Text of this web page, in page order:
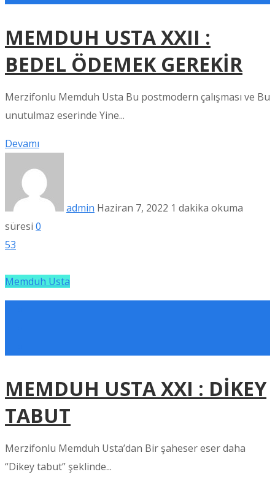
MEMDUH USTA XXII :
BEDEL ÖDEMEK GEREKİR
Merzifonlu Memduh Usta Bu postmodern çalışması ve Bu
unutulmaz eserinde Yine...
Devamı
admin Haziran 7, 2022 1 dakika okuma
süresi 0
53
Memduh Usta
MEMDUH USTA XXI : DİKEY
TABUT
Merzifonlu Memduh Usta’dan Bir şaheser eser daha
“Dikey tabut” şeklinde...